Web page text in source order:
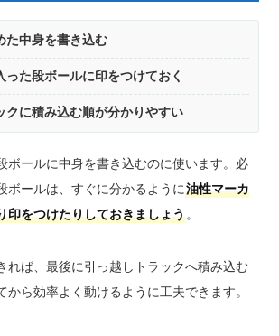
た中身を書き込む
った段ボールに印をつけておく
クに積み込む順が分かりやすい
ボールに中身を書き込むのに使います。必
ボールは、すぐに分かるように油性マーカ
印をつけたりしておきましょう。
れば、最後に引っ越しトラックへ積み込む
から効率よく動けるように工夫できます。